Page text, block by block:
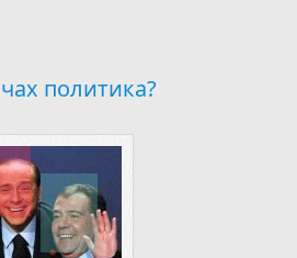
политика?